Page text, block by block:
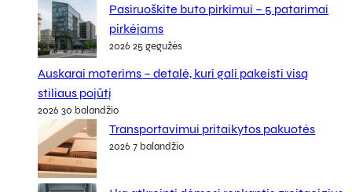
Pasiruoškite buto pirkimui – 5 patarimai
pirkėjams
2026 25 gegužės
Auskarai moterims – detalė, kuri gali pakeisti visą
stiliaus pojūtį
2026 30 balandžio
Transportavimui pritaikytos pakuotės
2026 7 balandžio